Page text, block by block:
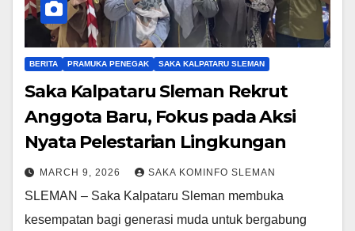
BERITA PRAMUKA PENEGAK SAKA KALPATARU SLEMAN
Saka Kalpataru Sleman Rekrut
Anggota Baru, Fokus pada Aksi
Nyata Pelestarian Lingkungan
MARCH 9, 2026 SAKA KOMINFO SLEMAN
SLEMAN – Saka Kalpataru Sleman membuka
kesempatan bagi generasi muda untuk bergabung